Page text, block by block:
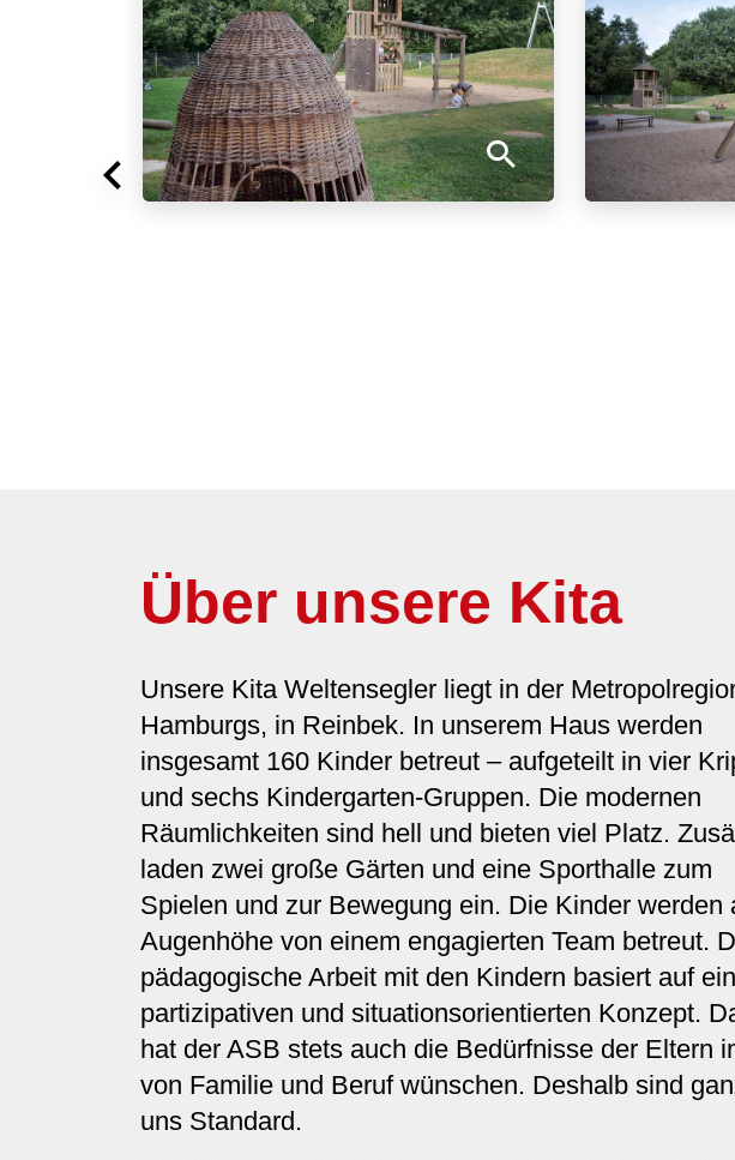
Über unsere Kita
Unsere Kita Weltensegler liegt in der
Hamburgs, in Reinbek. In unserem Haus werden
insgesamt 160 Kinder betreut – aufgeteilt in vier
und sechs Kindergarten-Gruppen. Die modernen
Räumlichkeiten sind hell und bieten viel Platz.
laden zwei große Gärten und eine Sporthalle zum
Spielen und zur Bewegung ein. Die Kinder werden
Augenhöhe von einem engagierten Team betreut.
pädagogische Arbeit mit den Kindern basiert auf
partizipativen und situationsorientierten Konzept.
hat der ASB stets auch die Bedürfnisse der Eltern
von Familie und Beruf wünschen. Deshalb sind
uns Standard.